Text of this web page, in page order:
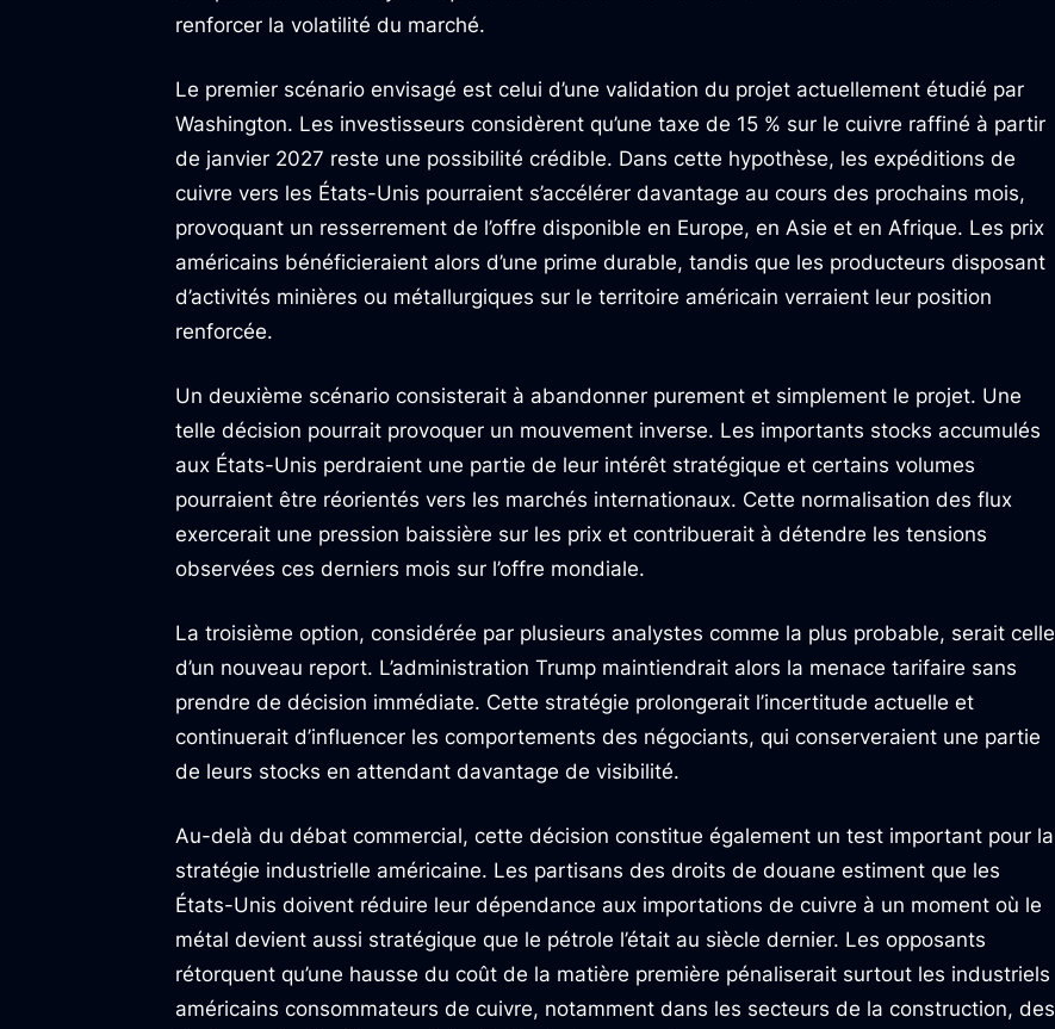
renforcer la volatilité du marché.
Le premier scénario envisagé est celui d’une validation du projet actuellement étudié par
Washington. Les investisseurs considèrent qu’une taxe de 15 % sur le cuivre raffiné à partir
de janvier 2027 reste une possibilité crédible. Dans cette hypothèse, les expéditions de
cuivre vers les États-Unis pourraient s’accélérer davantage au cours des prochains mois,
provoquant un resserrement de l’offre disponible en Europe, en Asie et en Afrique. Les prix
américains bénéficieraient alors d’une prime durable, tandis que les producteurs disposant
d’activités minières ou métallurgiques sur le territoire américain verraient leur position
renforcée.
Un deuxième scénario consisterait à abandonner purement et simplement le projet. Une
telle décision pourrait provoquer un mouvement inverse. Les importants stocks accumulés
aux États-Unis perdraient une partie de leur intérêt stratégique et certains volumes
pourraient être réorientés vers les marchés internationaux. Cette normalisation des flux
exercerait une pression baissière sur les prix et contribuerait à détendre les tensions
observées ces derniers mois sur l’offre mondiale.
La troisième option, considérée par plusieurs analystes comme la plus probable, serait celle
d’un nouveau report. L’administration Trump maintiendrait alors la menace tarifaire sans
prendre de décision immédiate. Cette stratégie prolongerait l’incertitude actuelle et
continuerait d’influencer les comportements des négociants, qui conserveraient une partie
de leurs stocks en attendant davantage de visibilité.
Au-delà du débat commercial, cette décision constitue également un test important pour la
stratégie industrielle américaine. Les partisans des droits de douane estiment que les
États-Unis doivent réduire leur dépendance aux importations de cuivre à un moment où le
métal devient aussi stratégique que le pétrole l’était au siècle dernier. Les opposants
rétorquent qu’une hausse du coût de la matière première pénaliserait surtout les industriels
américains consommateurs de cuivre, notamment dans les secteurs de la construction, des